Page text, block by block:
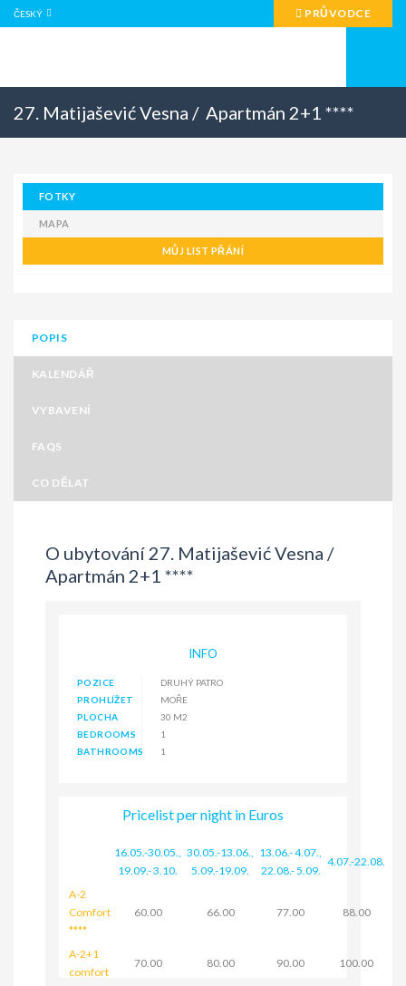
ČESKÝ PRŮVODCE
27. Matijašević Vesna / Apartmán 2+1 ****
FOTKY
MAPA
MŮJ LIST PŘÁNÍ
POPIS
KALENDÁŘ
VYBAVENÍ
FAQS
CO DĚLAT
O ubytování 27. Matijašević Vesna /
Apartmán 2+1 ****
INFO
POZICE
DRUHÝ PATRO
PROHLÍŽET
MOŘE
PLOCHA
30 M2
BEDROOMS
1
BATHROOMS
1
Pricelist per night in Euros
16.05.-30.05.,
19.09.- 3.10.
30.05.-13.06.,
5.09.-19.09.
13.06.- 4.07.,
22.08.- 5.09.
4.07.-22.08.
A-2
Comfort
****
60.00 66.00 77.00 88.00
A-2+1
comfort
70.00 80.00 90.00 100.00